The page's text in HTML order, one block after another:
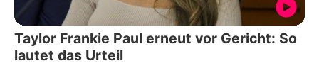
Taylor Frankie Paul erneut vor Gericht: So
lautet das Urteil